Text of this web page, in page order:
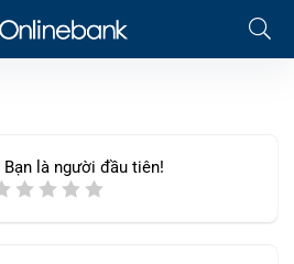
Bạn là người đầu tiên!